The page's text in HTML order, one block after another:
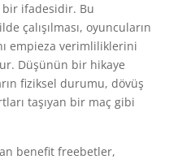
ifadesidir. Bu
çalışılması, oyuncuların
empieza verimliliklerini
Düşünün bir hikaye
fiziksel durumu, dövüş
taşıyan bir maç gibi
benefit freebetler,